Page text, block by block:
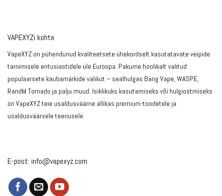
VAPEXYZi kohta
VapeXYZ on pühendunud kvaliteetsete ühekordselt kasutatavate veipide
tarnimisele entusiastidele üle Euroopa. Pakume hoolikalt valitud
populaarsete kaubamärkide valikut – sealhulgas Bang Vape, WASPE,
RandM Tornado ja palju muud. Isiklikuks kasutamiseks või hulgiostmiseks
on VapeXYZ teie usaldusväärne allikas premium-toodetele ja
usaldusväärsele teenusele.
E-post: info@vapexyz.com